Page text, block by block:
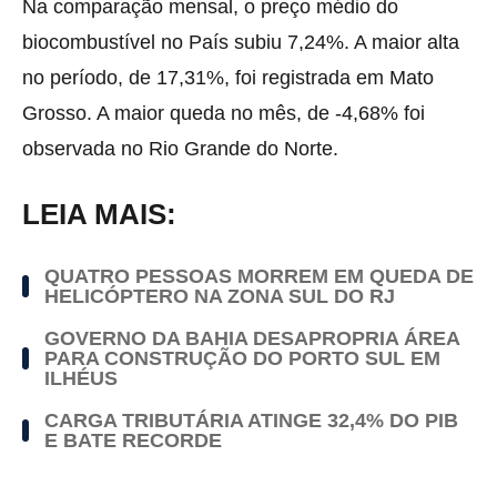
Na comparação mensal, o preço médio do
biocombustível no País subiu 7,24%. A maior alta
no período, de 17,31%, foi registrada em Mato
Grosso. A maior queda no mês, de -4,68% foi
observada no Rio Grande do Norte.
LEIA MAIS:
QUATRO PESSOAS MORREM EM QUEDA DE
HELICÓPTERO NA ZONA SUL DO RJ
GOVERNO DA BAHIA DESAPROPRIA ÁREA
PARA CONSTRUÇÃO DO PORTO SUL EM
ILHÉUS
CARGA TRIBUTÁRIA ATINGE 32,4% DO PIB
E BATE RECORDE